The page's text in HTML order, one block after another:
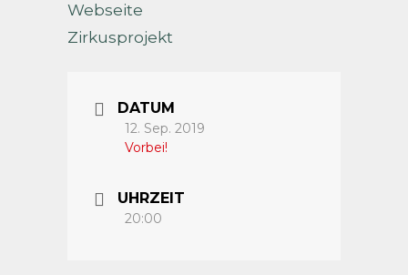
Webseite
Zirkusprojekt
DATUM
12. Sep. 2019
Vorbei!
UHRZEIT
20:00